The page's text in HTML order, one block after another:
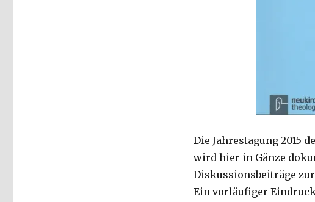
Die Jahrestagung 2015
wird hier in Gänze
Diskussionsbeiträge
Ein vorläufiger